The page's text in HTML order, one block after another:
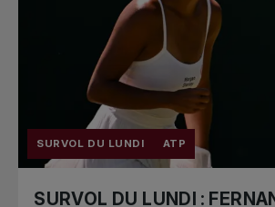
SURVOL DU LUNDI ATP
SURVOL DU LUNDI :